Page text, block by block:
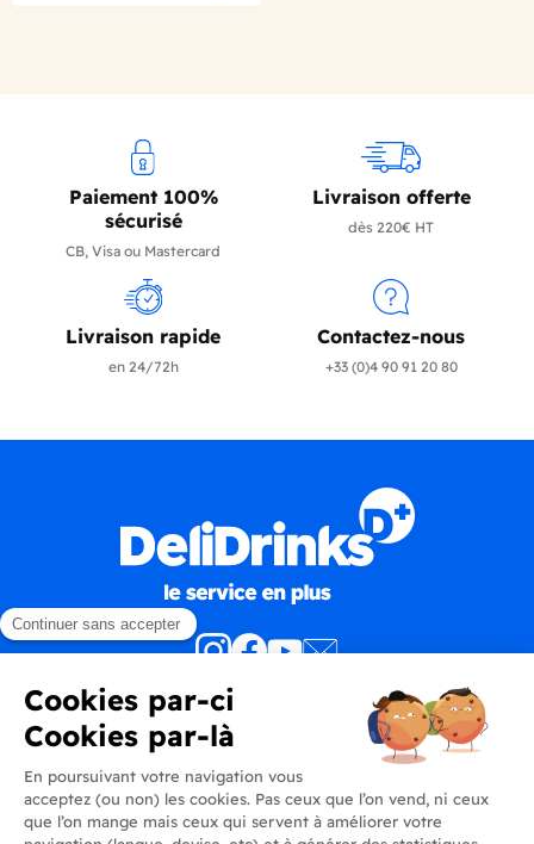
Paiement 100%
sécurisé
CB, Visa ou Mastercard
Livraison offerte
dès 220€ HT
Livraison rapide
en 24/72h
Contactez-nous
+33 (0)4 90 91 20 80
Produits
En savoir plus